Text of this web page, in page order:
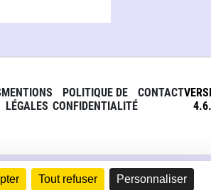
Tout refuser Personnaliser
MENTIONS
LÉGALES
POLITIQUE DE
CONFIDENTIALITÉ
CONTACT